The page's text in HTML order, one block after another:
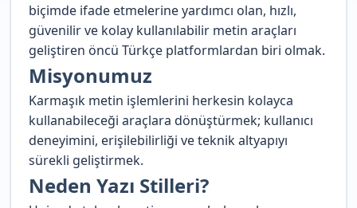
biçimde ifade etmelerine yardımcı olan, hızlı,
güvenilir ve kolay kullanılabilir metin araçları
geliştiren öncü Türkçe platformlardan biri olmak.
Misyonumuz
Karmaşık metin işlemlerini herkesin kolayca
kullanabileceği araçlara dönüştürmek; kullanıcı
deneyimini, erişilebilirliği ve teknik altyapıyı
sürekli geliştirmek.
Neden Yazı Stilleri?